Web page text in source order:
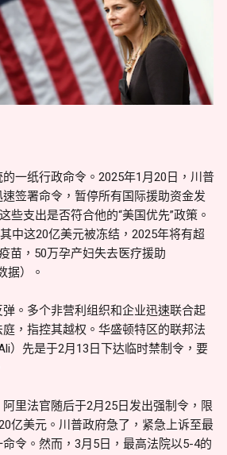
一纸行政命令。2025年1月20日，川普
签署命令，暂停所有国际援助资金发
些支出是否符合他的“美国优先”政策。
中这20亿美元被冻结，2025年将有超
苗，50万孕产妇失去医疗援助
据）。
。多个非营利组织和企业迅速联合起
，指控其越权。华盛顿特区的联邦法
）先是于2月13日下达临时禁制令，要
里法官随后于2月25日发出强制令，限
亿美元。川普政府急了，紧急上诉至最
令。然而，3月5日，最高法院以5-4的